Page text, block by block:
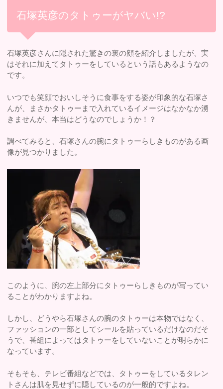
石塚英彦のタトゥーがヤバい!?
石塚英彦さんに隠された驚きの裏の顔を紹介しましたが、実
はそれに加えてタトゥーをしているという話もあるようなの
です。
いつでも笑顔でおいしそうに食事をする姿が印象的な石塚さ
んが、まさかタトゥーまで入れているイメージはなかなか湧
きませんが、本当はどうなのでしょうか！？
調べてみると、石塚さんの腕にタトゥーらしきものがある画
像が見つかりました。
このように、腕の左上部分にタトゥーらしきものが写ってい
ることがわかりますよね。
しかし、どうやら石塚さんの腕のタトゥーは本物ではなく、
ファッションの一部としてシールを貼っているだけなのだそ
うで、番組によってはタトゥーをしていないことが明らかに
なっています。
そもそも、テレビ番組などでは、タトゥーをしているタレン
トさんは肌を見せずに隠しているのが一般的ですよね。